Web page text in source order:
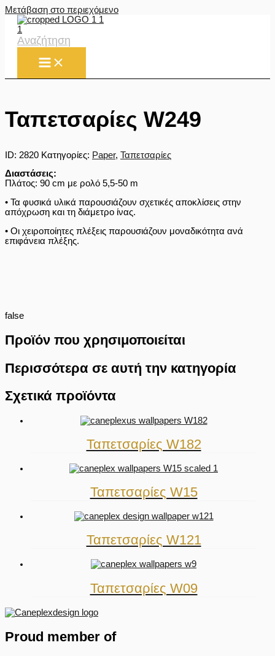
Μετάβαση στο περιεχόμενο
Αναζήτηση
Ταπετσαρίες W249
ID: 2820 Κατηγορίες: Paper, Ταπετσαρίες
Διαστάσεις:
Πλάτος: 90 cm με ρολό 5,5-50 m
• Τα φυσικά υλικά παρουσιάζουν σχετικές αποκλίσεις στην
απόχρωση και τη διάμετρο ίνας.
• Οι χειροποίητες πλέξεις παρουσιάζουν μοναδικότητα ανά
επιφάνεια πλέξης.
false
Προϊόν που χρησιμοποιείται
Περισσότερα σε αυτή την κατηγορία
Σχετικά προϊόντα
Ταπετσαρίες W182
Ταπετσαρίες W15
Ταπετσαρίες W121
Ταπετσαρίες W09
Proud member of